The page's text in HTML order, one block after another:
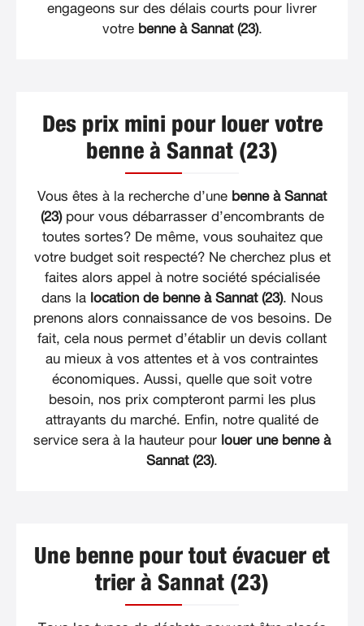
engageons sur des délais courts pour livrer
votre benne à Sannat (23).
Des prix mini pour louer votre
benne à Sannat (23)
Vous êtes à la recherche d’une benne à Sannat
(23)pour vous débarrasser d’encombrants de
toutes sortes? De même, vous souhaitez que
votre budget soit respecté? Ne cherchez plus et
faites alors appel à notre société spécialisée
dans la location de benne à Sannat (23). Nous
prenons alors connaissance de vos besoins. De
fait, cela nous permet d’établir un devis collant
au mieux à vos attentes et à vos contraintes
économiques. Aussi, quelle que soit votre
besoin, nos prix compteront parmi les plus
attrayants du marché. Enfin, notre qualité de
service sera à la hauteur pour louer une benne à
Sannat (23).
Une benne pour tout évacuer et
trier à Sannat (23)